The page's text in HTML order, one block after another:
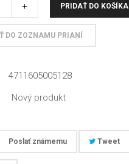
+ PRIDAŤ DO KOŠÍKA
DO ZOZNAMU PRIANÍ
4711605005128
Nový produkt
Poslať známemu Tweet